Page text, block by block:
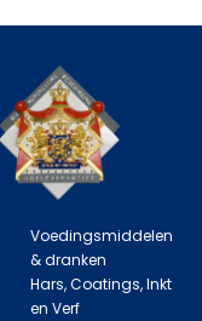
Voedingsmiddelen
& dranken
Hars, Coatings, Inkt
en Verf